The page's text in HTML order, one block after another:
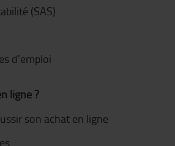
(SAS)
d'emploi
ligne ?
son achat en ligne